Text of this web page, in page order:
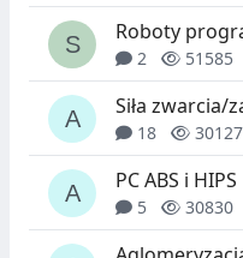
Roboty
2 51585
Siła zwarcia/
18 30127
PC ABS i HIPS
5 30830